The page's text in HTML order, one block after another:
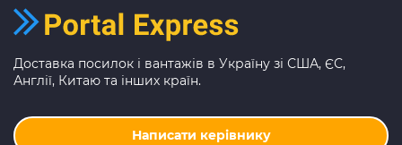
Доставка посилок і вантажів в Україну зі США, ЄС,
Англії, Китаю та інших країн.
Написати керівнику